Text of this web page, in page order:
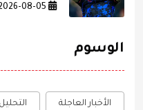
الوسوم
الأخبار العاجلة